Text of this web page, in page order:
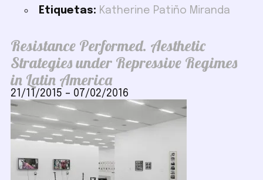
Etiquetas: Katherine Patiño Miranda
Resistance Performed. Aesthetic
Strategies under Repressive Regimes
in Latin America
21/11/2015 – 07/02/2016